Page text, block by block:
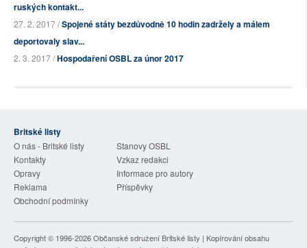
ruských kontakt...
27. 2. 2017 /Spojené státy bezdůvodně 10 hodin zadržely a málem
deportovaly slav...
2. 3. 2017 /Hospodaření OSBL za únor 2017
Britské listy
O nás - Britské listy
Stanovy OSBL
Kontakty
Vzkaz redakci
Opravy
Informace pro autory
Reklama
Příspěvky
Obchodní podmínky
Copyright © 1996-2026Občanské sdružení Britské listy | Kopírování obsahu